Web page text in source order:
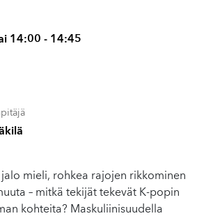
14:00 - 14:45
jalo mieli, rohkea rajojen rikkominen
– mitkä tekijät tekevät K-popin
kohteita? Maskuliinisuudella